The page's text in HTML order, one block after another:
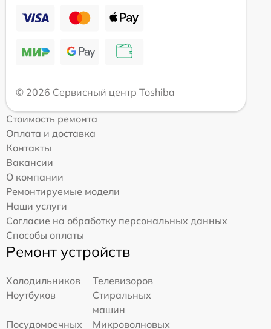
© 2026 Сервисный центр Toshiba
Стоимость ремонта
Оплата и доставка
Контакты
Вакансии
О компании
Ремонтируемые модели
Наши услуги
Согласие на обработку персональных данных
Способы оплаты
Ремонт устройств
Холодильников
Телевизоров
Ноутбуков
Стиральных
машин
Посудомоечных
Микроволновых